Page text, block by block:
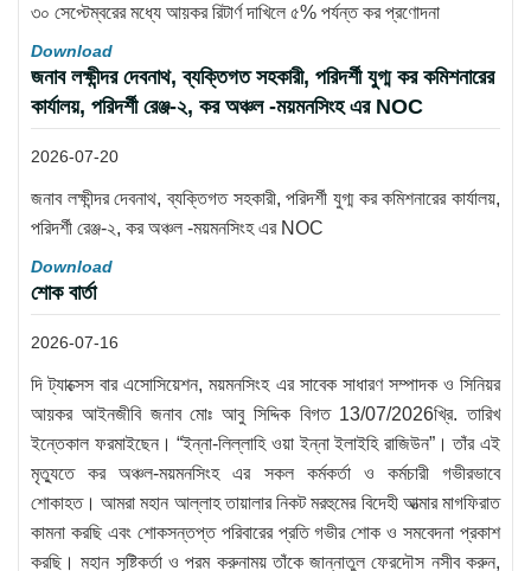
৩০ সেপ্টেম্বরের মধ্যে আয়কর রিটার্ণ দাখিলে ৫% পর্যন্ত কর প্রণোদনা
Download
জনাব লক্ষীন্দর দেবনাথ, ব্যক্তিগত সহকারী, পরিদর্শী যুগ্ম কর কমিশনারের
কার্যালয়, পরিদর্শী রেঞ্জ-২, কর অঞ্চল -ময়মনসিংহ এর NOC
2026-07-20
জনাব লক্ষীন্দর দেবনাথ, ব্যক্তিগত সহকারী, পরিদর্শী যুগ্ম কর কমিশনারের কার্যালয়,
পরিদর্শী রেঞ্জ-২, কর অঞ্চল -ময়মনসিংহ এর NOC
Download
শোক বার্তা
2026-07-16
দি ট্যাক্সেস বার এসোসিয়েশন, ময়মনসিংহ এর সাবেক সাধারণ সম্পাদক ও সিনিয়র
আয়কর আইনজীবি জনাব মোঃ আবু সিদ্দিক বিগত 13/07/2026খ্রি. তারিখ
ইন্তেকাল ফরমাইছেন। “ইন্না-লিল্লাহি ওয়া ইন্না ইলাইহি রাজিউন”। তাঁর এই
মৃত্যুতে কর অঞ্চল-ময়মনসিংহ এর সকল কর্মকর্তা ও কর্মচারী গভীরভাবে
শোকাহত। আমরা মহান আল্লাহ তায়ালার নিকট মরহুমের বিদেহী আত্মার মাগফিরাত
কামনা করছি এবং শোকসন্তপ্ত পরিবারের প্রতি গভীর শোক ও সমবেদনা প্রকাশ
করছি। মহান সৃষ্টিকর্তা ও পরম করুনাময় তাঁকে জান্নাতুল ফেরদৌস নসীব করুন,